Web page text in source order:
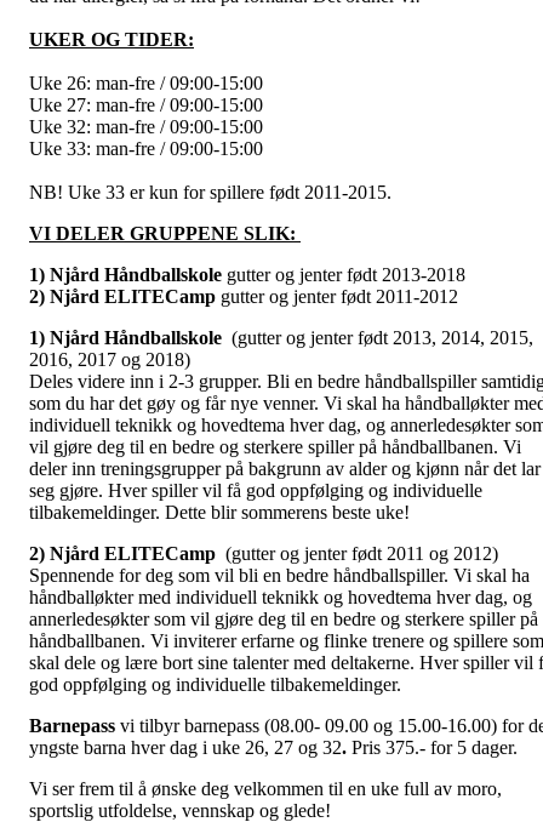
UKER OG TIDER:
Uke 26: man-fre / 09:00-15:00
Uke 27: man-fre / 09:00-15:00
Uke 32: man-fre / 09:00-15:00
Uke 33: man-fre / 09:00-15:00
NB! Uke 33 er kun for spillere født 2011-2015.
VI DELER GRUPPENE SLIK:
1) Njård Håndballskole gutter og jenter født 2013-2018
2) Njård ELITECamp gutter og jenter født 2011-2012
1) Njård Håndballskole (gutter og jenter født 2013, 2014, 2015,
2016, 2017 og 2018)
Deles videre inn i 2-3 grupper. Bli en bedre håndballspiller
som du har det gøy og får nye venner. Vi skal ha håndballøkter
individuell teknikk og hovedtema hver dag, og annerledesøkter
vil gjøre deg til en bedre og sterkere spiller på håndballbanen. Vi
deler inn treningsgrupper på bakgrunn av alder og kjønn når det lar
seg gjøre. Hver spiller vil få god oppfølging og individuelle
tilbakemeldinger. Dette blir sommerens beste uke!
2) Njård ELITECamp (gutter og jenter født 2011 og 2012)
Spennende for deg som vil bli en bedre håndballspiller. Vi skal ha
håndballøkter med individuell teknikk og hovedtema hver dag, og
annerledesøkter som vil gjøre deg til en bedre og sterkere spiller på
håndballbanen. Vi inviterer erfarne og flinke trenere og spillere som
skal dele og lære bort sine talenter med deltakerne. Hver spiller vil
god oppfølging og individuelle tilbakemeldinger.
Barnepass vi tilbyr barnepass (08.00- 09.00 og 15.00-16.00) for
yngste barna hver dag i uke 26, 27 og 32. Pris 375.- for 5 dager.
Vi ser frem til å ønske deg velkommen til en uke full av moro,
sportslig utfoldelse, vennskap og glede!